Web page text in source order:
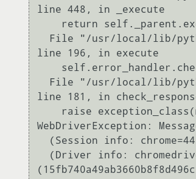
line 448, in _execute
line 196, in execute
line 181, in
WebDriverException: